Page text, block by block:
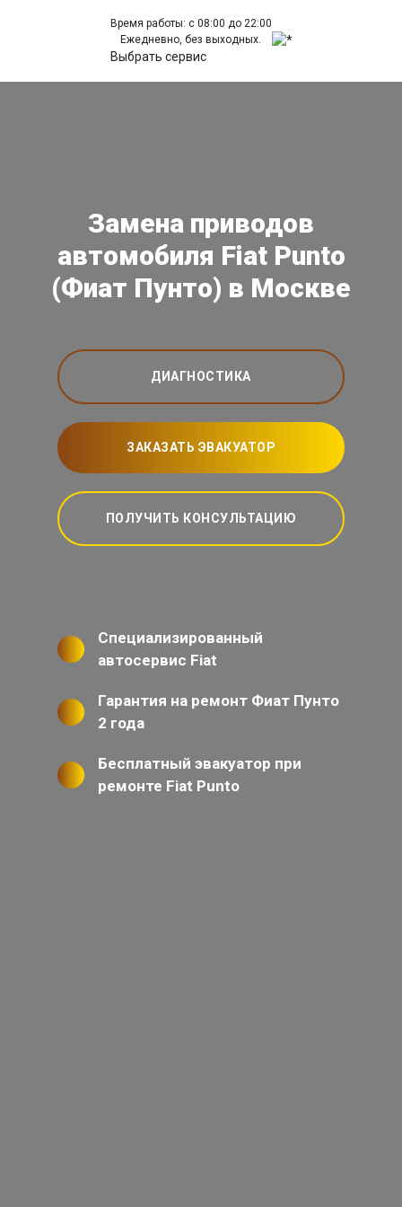
Время работы: с 08:00 до 22:00
Ежедневно, без выходных.
Выбрать сервис
Замена приводов
автомобиля Fiat Punto
(Фиат Пунто) в Москве
ДИАГНОСТИКА
ЗАКАЗАТЬ ЭВАКУАТОР
ПОЛУЧИТЬ КОНСУЛЬТАЦИЮ
Специализированный
автосервис Fiat
Гарантия на ремонт Фиат Пунто
2 года
Бесплатный эвакуатор при
ремонте Fiat Punto